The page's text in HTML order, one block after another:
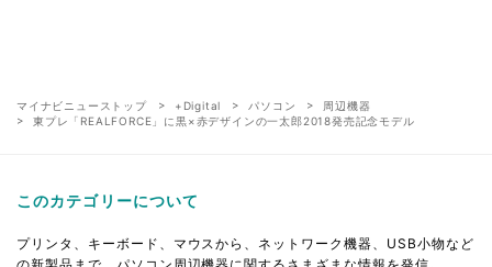
マイナビニューストップ +Digital パソコン
周辺機器
東プレ「REALFORCE」に黒×赤デザインの一太郎2018発売記念モデル
このカテゴリーについて
プリンタ、キーボード、マウスから、ネットワーク機器、USB小物など